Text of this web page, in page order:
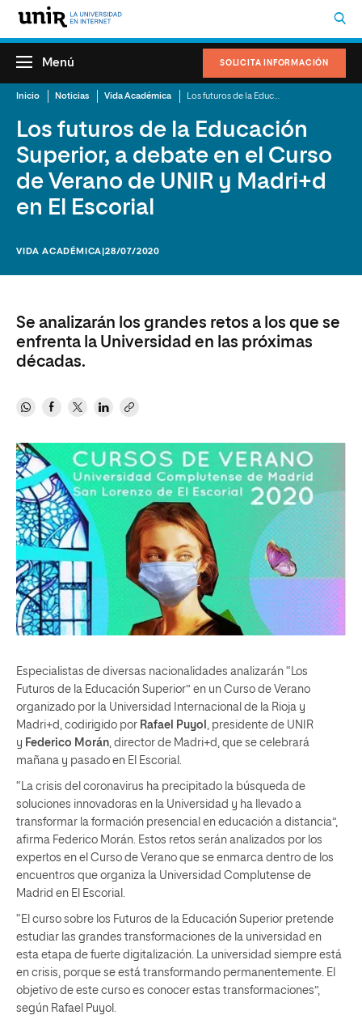
SOLICITA INFORMACIÓN
Menú
Inicio Noticias Vida Académica
Los futuros de la Educación
Superior, a debate en el Curso
de Verano de UNIR y Madri+d
en El Escorial
VIDA ACADÉMICA |28/07/2020
Se analizarán los grandes retos a los que se
enfrenta la Universidad en las próximas
décadas.
Especialistas de diversas nacionalidades analizarán “Los
Futuros de la Educación Superior” en un Curso de Verano
organizado por la Universidad Internacional de la Rioja y
Madri+d, codirigido por Rafael Puyol , presidente de UNIR
y Federico Morán, director de Madri+d, que se celebrará
mañana y pasado en El Escorial.
“La crisis del coronavirus ha precipitado la búsqueda de
soluciones innovadoras en la Universidad y ha llevado a
transformar la formación presencial en educación a distancia”,
afirma Federico Morán. Estos retos serán analizados por los
expertos en el Curso de Verano que se enmarca dentro de los
encuentros que organiza la Universidad Complutense de
Madrid en El Escorial.
“El curso sobre los Futuros de la Educación Superior pretende
estudiar las grandes transformaciones de la universidad en
esta etapa de fuerte digitalización. La universidad siempre está
en crisis, porque se está transformando permanentemente. El
objetivo de este curso es conocer estas transformaciones”,
según Rafael Puyol.